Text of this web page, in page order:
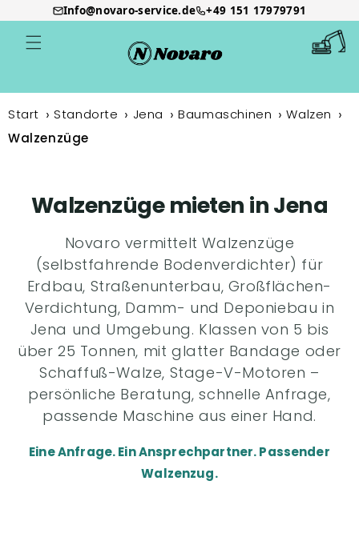
Direkt
zum
Inhalt
Info@novaro-service.de +49 151 17979791
Start Standorte Jena Baumaschinen
Walzen
Walzenzüge
Walzenzüge mieten in Jena
Novaro vermittelt Walzenzüge
(selbstfahrende Bodenverdichter) für
Erdbau, Straßenunterbau, Großflächen-
Verdichtung, Damm- und Deponiebau in
Jena und Umgebung. Klassen von 5 bis
über 25 Tonnen, mit glatter Bandage oder
Schaffuß-Walze, Stage-V-Motoren –
persönliche Beratung, schnelle Anfrage,
passende Maschine aus einer Hand.
Eine Anfrage. Ein Ansprechpartner. Passender
Walzenzug.